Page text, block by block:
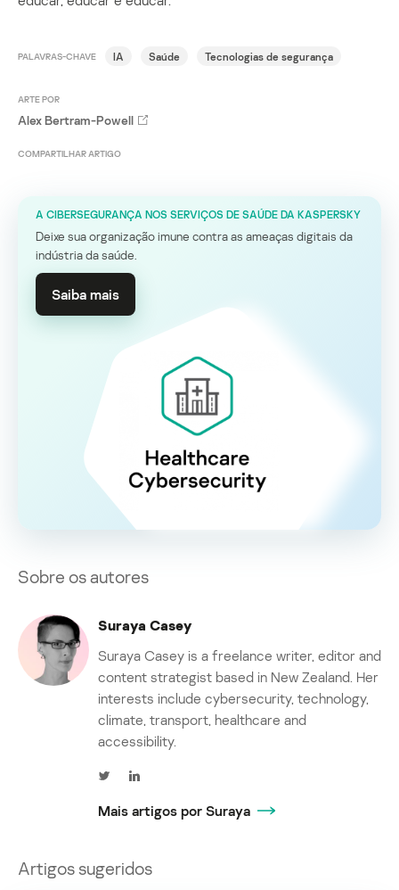
ARTE POR
Alex Bertram-Powell
COMPARTILHAR ARTIGO
PALAVRAS-CHAVE IA Saúde Tecnologias de segurança
A CIBERSEGURANÇA NOS SERVIÇOS DE SAÚDE DA KASPERSKY
Deixe sua organização imune contra as ameaças digitais da
indústria da saúde.
Saiba mais
Sobre os autores
Suraya Casey
Suraya Casey is a freelance writer, editor and
content strategist based in New Zealand. Her
interests include cybersecurity, technology,
climate, transport, healthcare and
accessibility.
Mais artigos por Suraya
Artigos sugeridos